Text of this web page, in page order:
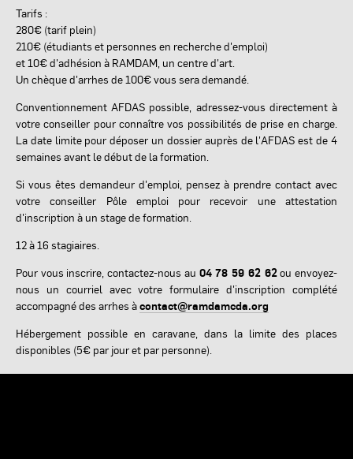
Tarifs :
280€ (tarif plein)
210€ (étudiants et personnes en recherche d'emploi)
et 10€ d'adhésion à RAMDAM, un centre d'art.
Un chèque d'arrhes de 100€ vous sera demandé.
Conventionnement AFDAS possible, adressez-vous directement à
votre conseiller pour connaître vos possibilités de prise en charge.
La date limite pour déposer un dossier auprès de l'AFDAS est de 4
semaines avant le début de la formation.
Si vous êtes demandeur d'emploi, pensez à prendre contact avec
votre conseiller Pôle emploi pour recevoir une attestation
d'inscription à un stage de formation.
12 à 16 stagiaires.
Pour vous inscrire, contactez-nous au 04 78 59 62 62ou envoyez-
nous un courriel avec votre formulaire d'inscription complété
accompagné des arrhes àcontact@ramdamcda.org
Hébergement possible en caravane, dans la limite des places
disponibles (5€ par jour et par personne).